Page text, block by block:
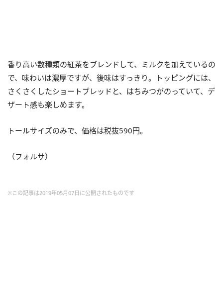
香り高い数種類の紅茶をブレンドして、ミルクを加えているの
で、味わいは濃厚ですが、後味はすっきり。トッピングには、
さくさくしたショートブレッドと、はちみつがのっていて、デ
ザート感も楽しめます。
トールサイズのみで、価格は税抜590円。
（フォルサ）
※この記事は2019年05月07日に公開されたものです